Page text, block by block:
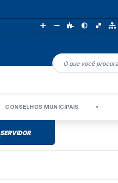
CONSELHOS MUNICIPAIS
SERVIDOR